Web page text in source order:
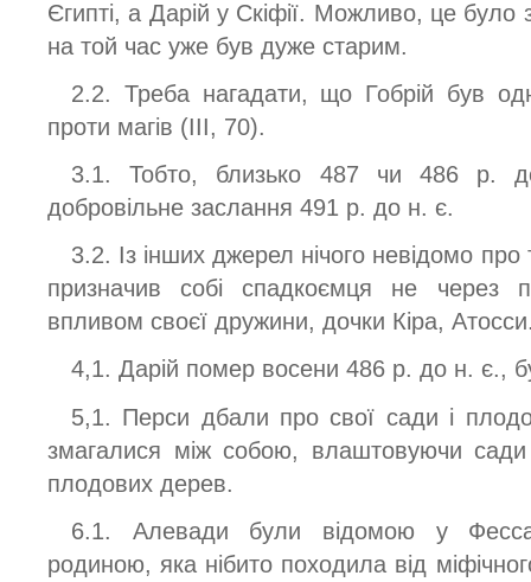
Єгипті, а Дарій у Скіфії. Можливо, це
на той час уже був дуже старим.
2.2. Треба нагадати, що Гобрій був
проти магів (III, 70).
3.1. Тобто, близько 487 чи 486 р.
добровільне заслання 491 р. до н. є.
3.2. Із інших джерел нічого невідомо
призначив собі спадкоємця не через
впливом своєї дружини, дочки Кіра,
4,1. Дарій помер восени 486 р. до н. є.,
5,1. Перси дбали про свої сади і
змагалися між собою, влаштовуючи сади
плодових дерев.
6.1. Алевади були відомою у
родиною, яка нібито походила від